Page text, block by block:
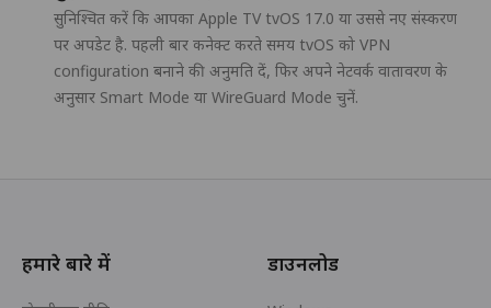
सुनिश्चित करें कि आपका Apple TV tvOS 17.0 या उससे नए संस्करण
पर अपडेट है. पहली बार कनेक्ट करते समय tvOS को VPN
configuration बनाने की अनुमति दें, फिर अपने नेटवर्क वातावरण के
अनुसार Smart Mode या WireGuard Mode चुनें.
हमारे बारे में डाउनलोड